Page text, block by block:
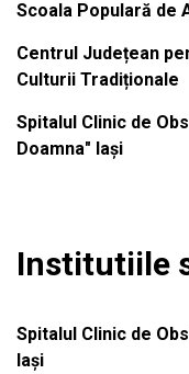
Scoala Populară de
Centrul Județean
Culturii Tradiționale
Spitalul Clinic de
Doamna" Iași
Institutiile
Spitalul Clinic de
Iași